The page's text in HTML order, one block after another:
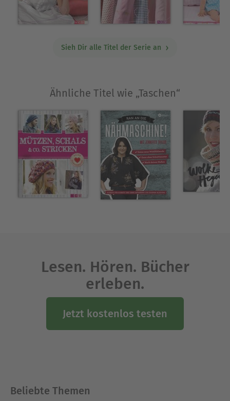
garantiert jede ihre große Taschen-Liebe!
Sieh Dir alle Titel der Serie an
Ähnliche Titel wie „Taschen“
Lesen. Hören. Bücher
erleben.
Jetzt kostenlos testen
Beliebte Themen